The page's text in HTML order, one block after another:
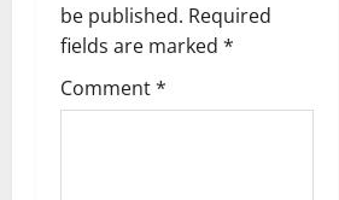
be published. Required
fields are marked *
Comment*